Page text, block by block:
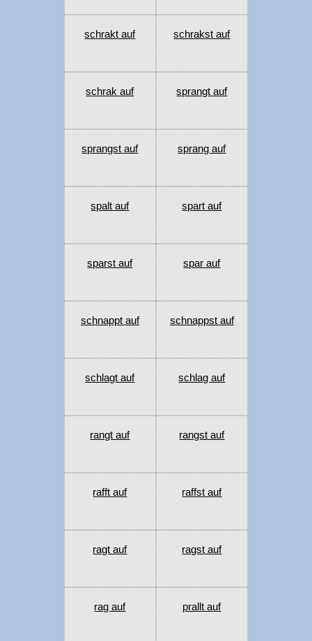
schrakt auf schrakst auf
schrak auf sprangt auf
sprangst auf sprang auf
spalt auf spart auf
sparst auf spar auf
schnappt auf schnappst auf
schlagt auf schlag auf
rangt auf rangst auf
rafft auf raffst auf
ragt auf ragst auf
rag auf prallt auf